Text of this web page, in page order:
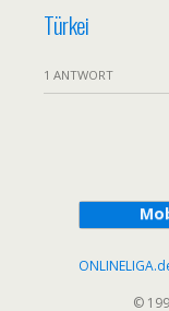
Türkei
1 ANTWORT
©